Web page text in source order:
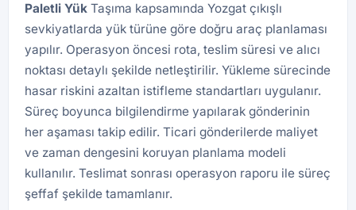
Paletli Yük Taşıma kapsamında Yozgat çıkışlı
sevkiyatlarda yük türüne göre doğru araç planlaması
yapılır. Operasyon öncesi rota, teslim süresi ve alıcı
noktası detaylı şekilde netleştirilir. Yükleme sürecinde
hasar riskini azaltan istifleme standartları uygulanır.
Süreç boyunca bilgilendirme yapılarak gönderinin
her aşaması takip edilir. Ticari gönderilerde maliyet
ve zaman dengesini koruyan planlama modeli
kullanılır. Teslimat sonrası operasyon raporu ile süreç
şeffaf şekilde tamamlanır.